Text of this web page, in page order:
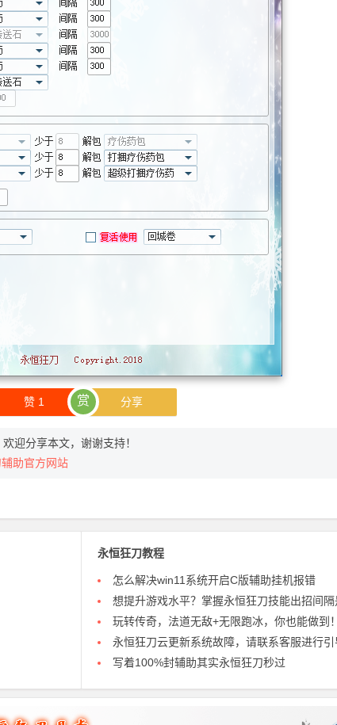
赞 1 赏 分享
迎分享本文，谢谢支持！
助官方网站
永恒狂刀教程
怎么解决win11系统开启C版辅助挂机报错
想提升游戏水平？掌握永恒狂刀技能出招间隔是关
玩转传奇，法道无敌+无限跑冰，你也能做到！
永恒狂刀云更新系统故障，请联系客服进行引导解
写着100%封辅助其实永恒狂刀秒过